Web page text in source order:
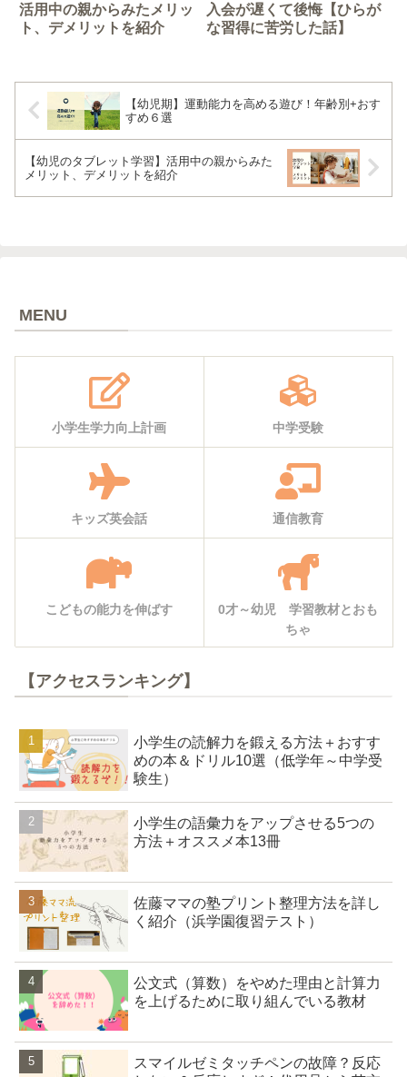
活用中の親からみたメリッ
ト、デメリットを紹介
入会が遅くて後悔【ひらが
な習得に苦労した話】
【幼児期】運動能力を高める遊び！年齢別+おす
すめ６選
【幼児のタブレット学習】活用中の親からみた
メリット、デメリットを紹介
MENU
小学生学力向上計画 中学受験
キッズ英会話 通信教育
こどもの能力を伸ばす
0才～幼児 学習教材とおも
ちゃ
【アクセスランキング】
小学生の読解力を鍛える方法＋おすす
めの本＆ドリル10選（低学年～中学受
験生）
小学生の語彙力をアップさせる5つの
方法＋オススメ本13冊
佐藤ママの塾プリント整理方法を詳し
く紹介（浜学園復習テスト）
公文式（算数）をやめた理由と計算力
を上げるために取り組んでいる教材
スマイルゼミタッチペンの故障？反応